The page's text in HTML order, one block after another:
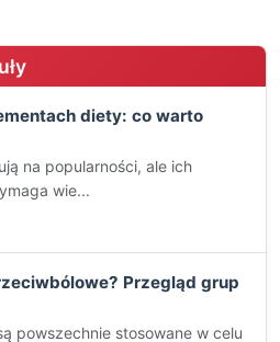
diety: co warto
na popularności, ale ich
wie...
Przegląd grup
powszechnie stosowane w celu